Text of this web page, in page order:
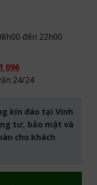
đến 22h00
096
24/24
kín đáo tại Vinh
tư, bảo mật và
cho khách